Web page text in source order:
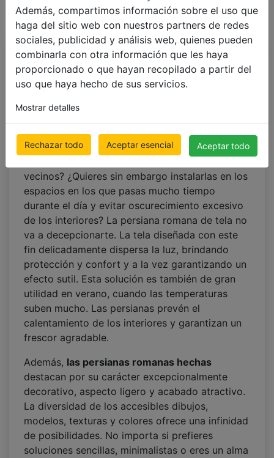
Además, compartimos información sobre el uso que
haga del sitio web con nuestros partners de redes
sociales, publicidad y análisis web, quienes pueden
combinarla con otra información que les haya
proporcionado o que hayan recopilado a partir del
uso que haya hecho de sus servicios.
Mostrar detalles
Rechazar todo Aceptar esencial Aceptar todo
Persianas romanas de
tela–el mejor adorno
de la ventana
¿Estás buscando un sustituto para visillos y
cortinas pasadas de moda que te proteja contra
vecinos? ¿Quieres sin embargo instalarlas en los
espacios en los que pasas mucho tiempo
durante el día y evitar oscurecimiento excesivo
de los interiores? La persiana romana de tela no
va a decepcionarte. La tela diseñada con este
fin delicadamente dispersa la luz, brindando
protección y confort y a la vez garantizando un
efecto sutil. Esta solución es también de gran
utilidad en verano, cuando las temperaturas
suben mucho. Las persianas prevén el
calentamiento de los interiores y garantizan un
frescor agradable.
Además, las persianas romanas hechas
destacan por su carácter excepcionalmente
decorativo, aspecto ligero y acabado atractivo.
La diversidad de los accesibles dibujos,
modelos, texturas y colores ofrece una infinidad
de posibilidades. No importa si prefieres
soluciones sencillas, minimalistas o eres un alma